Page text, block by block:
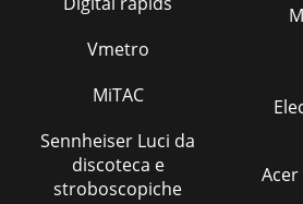
Pagina 37
40 Минимальный объем воды для
Объем расширительного бака
объем воды,
Pagina 38 - Размеры и
Vmetro
MiTAC
Sennheiser Luci da
discoteca e
stroboscopiche